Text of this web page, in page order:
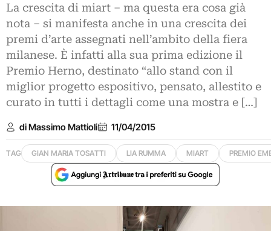
La crescita di miart – ma questa era cosa già
nota – si manifesta anche in una crescita dei
premi d’arte assegnati nell’ambito della fiera
milanese. È infatti alla sua prima edizione il
Premio Herno, destinato “allo stand con il
miglior progetto espositivo, pensato, allestito e
curato in tutti i dettagli come una mostra e […]
di Massimo Mattioli 11/04/2015
TAG GIAN MARIA TOSATTI LIA RUMMA MIART PREMIO